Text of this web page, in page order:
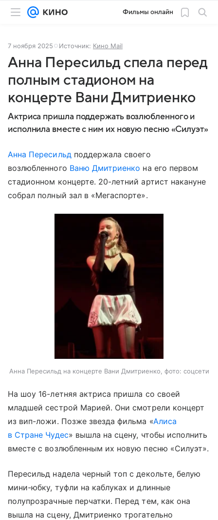
Фильмы онлайн
7 ноября 2025 Источник: Кино Mail
Анна Пересильд спела перед
полным стадионом на
концерте Вани Дмитриенко
Актриса пришла поддержать возлюбленного и
исполнила вместе с ним их новую песню «Силуэт»
Анна Пересильдподдержала своего
возлюбленного Ваню Дмитриенко на его первом
стадионном концерте. 20-летний артист накануне
собрал полный зал в «Мегаспорте».
Анна Пересильд на концерте Вани Дмитриенко, фото: соцсети
На шоу 16-летняя актриса пришла со своей
младшей сестрой Марией. Они смотрели концерт
из вип-ложи. Позже звезда фильма «Алиса
в Стране Чудес» вышла на сцену, чтобы исполнить
вместе с возлюбленным их новую песню «Силуэт».
Пересильд надела черный топ с декольте, белую
мини-юбку, туфли на каблуках и длинные
полупрозрачные перчатки. Перед тем, как она
вышла на сцену, Дмитриенко трогательно